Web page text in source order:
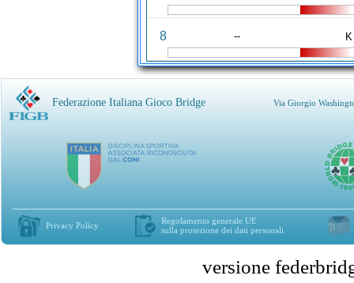
8 -- K
Federazione Italiana Gioco Bridge Via Giorgio
Privacy Policy
Regolamento generale UE
sulla protezione dei dati personali
versione